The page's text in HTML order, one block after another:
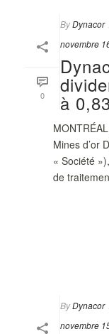
0
ByDynacor
novembre
à
Mines d’or
« Société
de
ByDynacor
novembre